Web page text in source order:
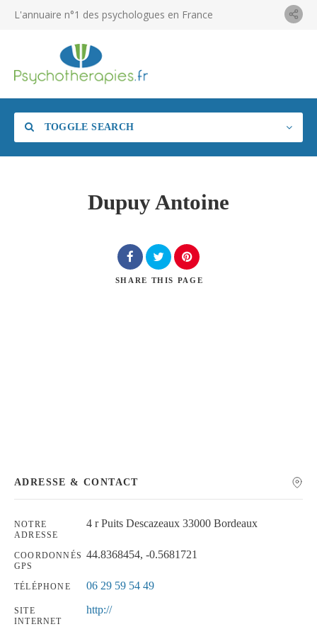
L'annuaire n°1 des psychologues en France
TOGGLE SEARCH
Dupuy Antoine
SHARE THIS PAGE
ADRESSE & CONTACT
NOTRE
ADRESSE
4 r Puits Descazeaux 33000 Bordeaux
COORDONNÉS
GPS
44.8368454, -0.5681721
TÉLÉPHONE 06 29 59 54 49
SITE
INTERNET
http://